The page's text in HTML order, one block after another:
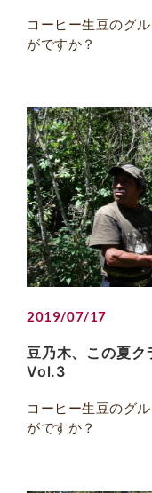
コーヒー生豆のグ
がですか？
2019/07/17
豆乃木、この夏ク
Vol.3
コーヒー生豆のグ
がですか？